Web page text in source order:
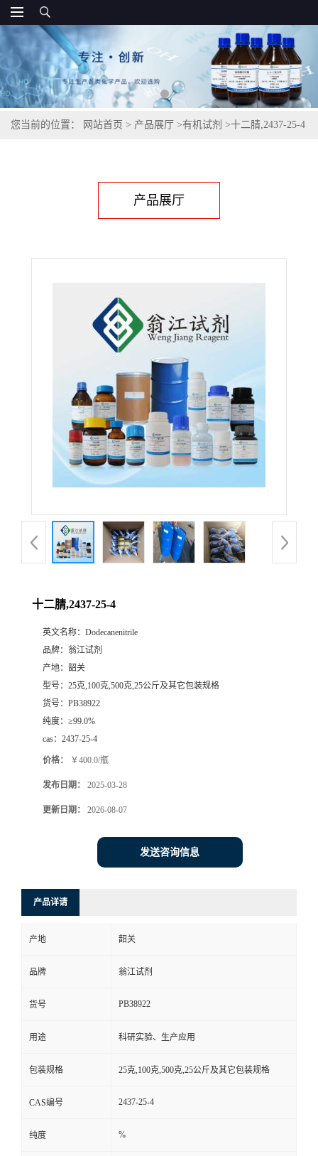
您当前的位置： 网站首页 > 产品展厅 >有机试剂 >十二腈,2437-25-4
产品展厅
十二腈,2437-25-4
英文名称： Dodecanenitrile
品牌： 翁江试剂
产地： 韶关
型号： 25克,100克,500克,25公斤及其它包装规格
货号： PB38922
纯度： ≥99.0%
cas： 2437-25-4
价格： ￥400.0/瓶
发布日期： 2025-03-28
更新日期： 2026-08-07
发送咨询信息
产品详请
产地 韶关
品牌 翁江试剂
货号 PB38922
用途 科研实验、生产应用
包装规格 25克,100克,500克,25公斤及其它包装规格
CAS编号 2437-25-4
纯度 %